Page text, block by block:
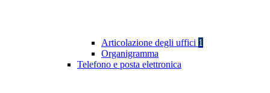
Articolazione degli uffici 1
Organigramma
Telefono e posta elettronica